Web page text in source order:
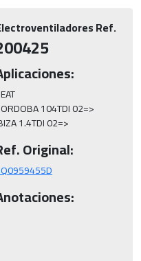
Ref.
104TDI 02=>
1.4TDI 02=>
Original: